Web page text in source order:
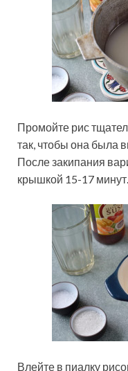
Промойте рис
так, чтобы она была
После закипания
крышкой 15-17 минут.
Влейте в пиалку